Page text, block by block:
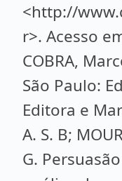
<http://
r>. Acesso
COBRA,
São Paulo:
Editora e
A. S. B;
G.